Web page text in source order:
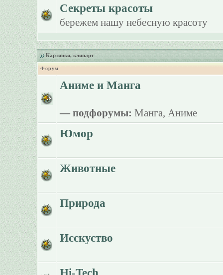
Секреты красоты
бережем нашу небесную красоту
Картинки, клипарт
Форум
Аниме и Манга
— подфорумы: Манга, Аниме
Юмор
Животные
Природа
Исскуство